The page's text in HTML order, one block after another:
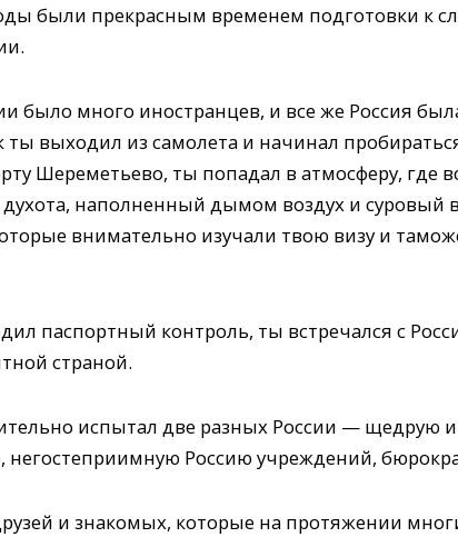
были прекрасным временем подготовки к
было много иностранцев, и все же Россия
ты выходил из самолета и начинал
Шереметьево, ты попадал в атмосферу, где
духота, наполненный дымом воздух и суровый
внимательно изучали твою визу и
паспортный контроль, ты встречался с
страной.
испытал две разных России — щедрую
Россию учреждений,
и знакомых, которые на протяжении